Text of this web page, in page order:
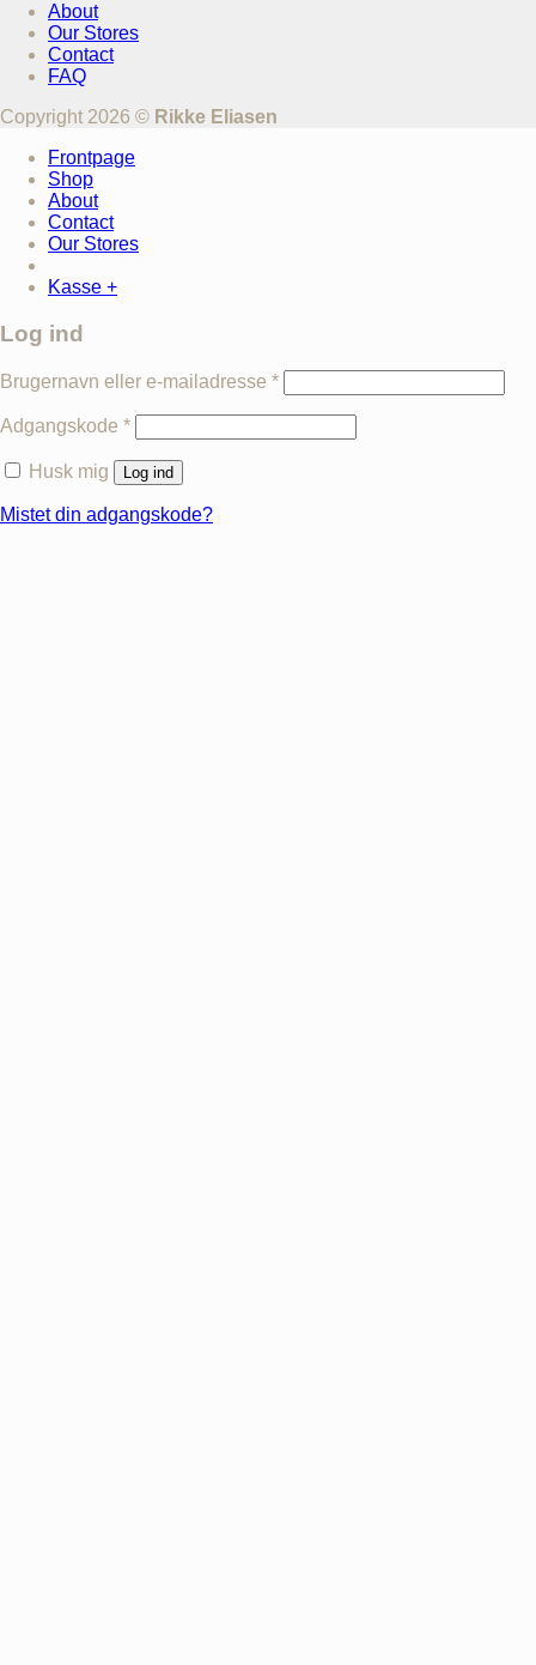
About
Our Stores
Contact
FAQ
Copyright 2026 © Rikke Eliasen
Frontpage
Shop
About
Contact
Our Stores
Kasse +
Log ind
Brugernavn eller e-mailadresse *
Adgangskode *
Husk mig Log ind
Mistet din adgangskode?